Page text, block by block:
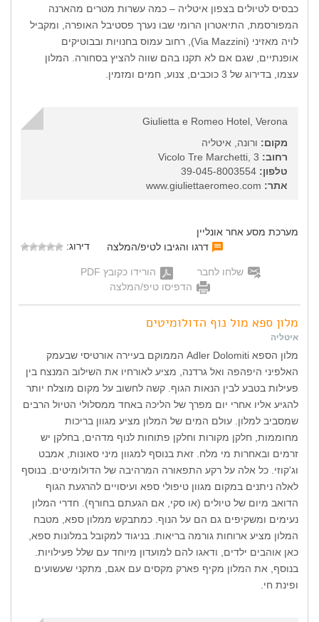
כבסיס לטיולים בצפון איטליה – כמה עשרות מטרים מהארנה
המפורסמת, התיאטרון הרומי שבו נערך פסטיבל האופרה, ומקביל
לויה מאזיני (Via Mazzini), רחוב עמוס בחנויות ובבוטיקים
אופנתיים, שגם אם לא תקנו בהם שווה להציץ בסחורה. המלון
עצמו, בדירוג של 3 כוכבים, צנוע, חמים ומזמין.
Giulietta e Romeo Hotel, Verona
מקום: ורונה, איטליה
רחוב:
טלפון:
אתר:
מערכת מסע אחר אונליין
דרגו והגיבו לטיפ/המלצה
דירוג:
שלחו לחבר
הורידו כקובץ PDF
הדפיסו טיפ/המלצה
מלון ספא מול נוף הדולומיטים
איטליה
מלון הספא Adler Dolomiti הממוקם בעיירה אורטיסי שבעמק
האלפיני היפהפה ואל גרדנה, מציע לאורחיו את השילוב המנצח בין
פעילות בטבע לבין הנאות הגוף. קשה לחשוב על מקום מוצלח יותר
להגיע אליו אחרי יום מפרך של הליכה באחד ממסלולי הטיול הרבים
שמסביב למלון. עולם המים של המלון מציע מגוון בריכות
מחוממות, חלקן מקורות וחלקן פתוחות לנוף מדהים, בחלקן יש
זרמים ובאחרות מי מלח. זאת בנוסף למגוון מיני סאונות, אמבט
וג'קוזי. כל אלה על רקע התפאורה המרהיבה של הדולומיטים. בנוסף
לאלה ניתנים במקום מגוון טיפולי ספא ועיסויים להרגעת הגוף
הדואב מיום של טיולים (או סקי, אם הגעתם בחורף). חדרי המלון
נעימים ומשקיפים גם הם על הנוף. כמתבקש ממלון ספא, מטבח
המלון מציע ארוחות גורמה בריאות. בניגוד למקובל במלונות ספא,
כאן אוהבים ילדים, ודאגו להם למועדון מיוחד עם שלל פעילויות.
בנוסף, את המלון מקיף פארק מקסים עם אגם, מתקני שעשועים
ופינת חי.